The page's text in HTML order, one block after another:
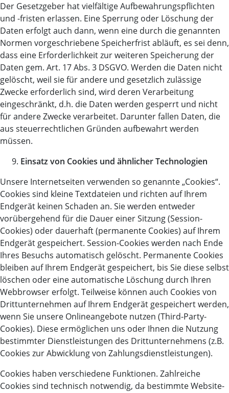
Der Gesetzgeber hat vielfältige Aufbewahrungspflichten
und -fristen erlassen. Eine Sperrung oder Löschung der
Daten erfolgt auch dann, wenn eine durch die genannten
Normen vorgeschriebene Speicherfrist abläuft, es sei denn,
dass eine Erforderlichkeit zur weiteren Speicherung der
Daten gem. Art. 17 Abs. 3 DSGVO. Werden die Daten nicht
gelöscht, weil sie für andere und gesetzlich zulässige
Zwecke erforderlich sind, wird deren Verarbeitung
eingeschränkt, d.h. die Daten werden gesperrt und nicht
für andere Zwecke verarbeitet. Darunter fallen Daten, die
aus steuerrechtlichen Gründen aufbewahrt werden
müssen.
Einsatz von Cookies und ähnlicher Technologien
Unsere Internetseiten verwenden so genannte „Cookies“.
Cookies sind kleine Textdateien und richten auf Ihrem
Endgerät keinen Schaden an. Sie werden entweder
vorübergehend für die Dauer einer Sitzung (Session-
Cookies) oder dauerhaft (permanente Cookies) auf Ihrem
Endgerät gespeichert. Session-Cookies werden nach Ende
Ihres Besuchs automatisch gelöscht. Permanente Cookies
bleiben auf Ihrem Endgerät gespeichert, bis Sie diese selbst
löschen oder eine automatische Löschung durch Ihren
Webbrowser erfolgt. Teilweise können auch Cookies von
Drittunternehmen auf Ihrem Endgerät gespeichert werden,
wenn Sie unsere Onlineangebote nutzen (Third-Party-
Cookies). Diese ermöglichen uns oder Ihnen die Nutzung
bestimmter Dienstleistungen des Drittunternehmens (z.B.
Cookies zur Abwicklung von Zahlungsdienstleistungen).
Cookies haben verschiedene Funktionen. Zahlreiche
Cookies sind technisch notwendig, da bestimmte Website-